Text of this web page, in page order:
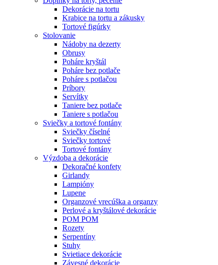
Dekorácie na tortu
Krabice na tortu a zákusky
Tortové figúrky
Stolovanie
Nádoby na dezerty
Obrusy
Poháre kryštál
Poháre bez potlače
Poháre s potlačou
Príbory
Servítky
Taniere bez potlače
Taniere s potlačou
Sviečky a tortové fontány
Sviečky číselné
Sviečky tortové
Tortové fontány
Výzdoba a dekorácie
Dekoračné konfety
Girlandy
Lampióny
Lupene
Organzové vrecúška a organzy
Perlové a kryštálové dekorácie
POM POM
Rozety
Serpentíny
Stuhy
Svietiace dekorácie
Závesné dekorácie